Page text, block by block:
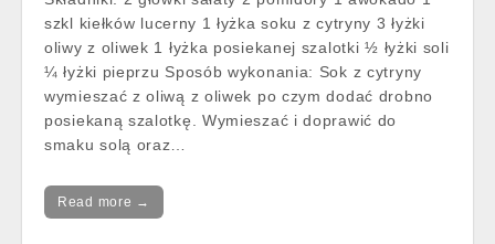
szkl kiełków lucerny 1 łyżka soku z cytryny 3 łyżki
oliwy z oliwek 1 łyżka posiekanej szalotki ½ łyżki soli
¼ łyżki pieprzu Sposób wykonania: Sok z cytryny
wymieszać z oliwą z oliwek po czym dodać drobno
posiekaną szalotkę. Wymieszać i doprawić do
smaku solą oraz…
Read more →